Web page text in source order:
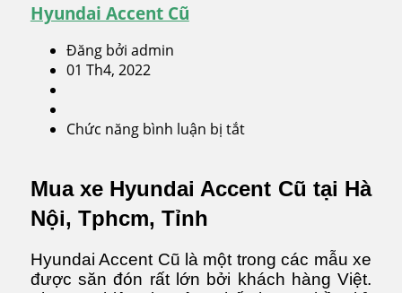
Hyundai Accent Cũ
Đăng bởi admin
01 Th4, 2022
Chức năng bình luận bị tắtở
Cũ
Mua xe Hyundai Accent Cũ tại Hà
Nội, Tphcm, Tỉnh
Hyundai Accent Cũ là một trong các mẫu xe
được săn đón rất lớn bởi khách hàng Việt.